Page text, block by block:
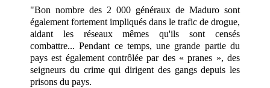
"Bon nombre des 2 000 généraux de Maduro sont
également fortement impliqués dans le trafic de drogue,
aidant les réseaux mêmes qu'ils sont censés
combattre... Pendant ce temps, une grande partie du
pays est également contrôlée par des « pranes », des
seigneurs du crime qui dirigent des gangs depuis les
prisons du pays.